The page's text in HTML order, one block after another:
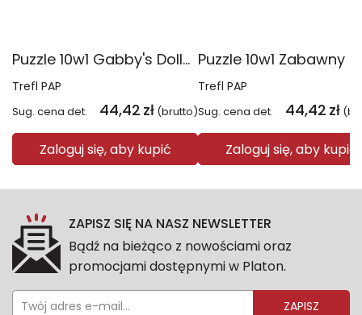
Puzzle 10w1 Gabby's Dollhouse Gabby i jej świat 96014
Trefl PAP
Sug. cena det. 44,42 zł (brutto)
Zaloguj się, aby kupić
Trefl PAP
Sug. cena det. 44,42 zł
Zaloguj się, aby kupić
ZAPISZ SIĘ NA NASZ NEWSLETTER
Bądź na bieżąco z nowościami oraz
promocjami dostępnymi w Platon.
ZAPISZ